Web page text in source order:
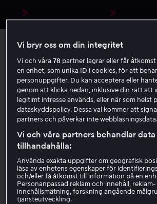
Läs mer om hur du streamar på din
Modeller som stöds
Viaplay stöder Google Assistant för
Android TV- och Google TV-baserade
Google Home/Nest-högtalare
Kom igång
Lägg till Viaplay som en länkad app för
videouppspelning i Google Home-
Röststyrning kan inte användas på
supportwebbplatsen för Google
mer information.
Vi bryr oss om din integritet
Vi och våra78 partner lagrar eller får
en enhet, som unika ID i cookies, för att
personuppgifter. Du kan acceptera eller
genom att klicka nedan, inklusive din rätt att
legitimt intresse används, eller när som helst
dataskyddspolicy. Dessa val kommer att
partners och påverkar inte webbläsningsdata.
Vi och våra partners behandlar
tillhandahålla:
Använda exakta uppgifter om geografisk
läsa av enhetens egenskaper för
och/eller få åtkomst till information på en
Personanpassad reklam och innehåll, reklam-
innehållsmätning, forskning angående
tjänsteutveckling.